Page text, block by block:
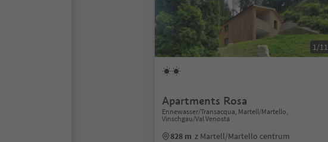
1/11
Apartments Rosa
Ennewasser/Transacqua, Martell/Martello,
Vinschgau/Val Venosta
828 m z Martell/Martello centrum